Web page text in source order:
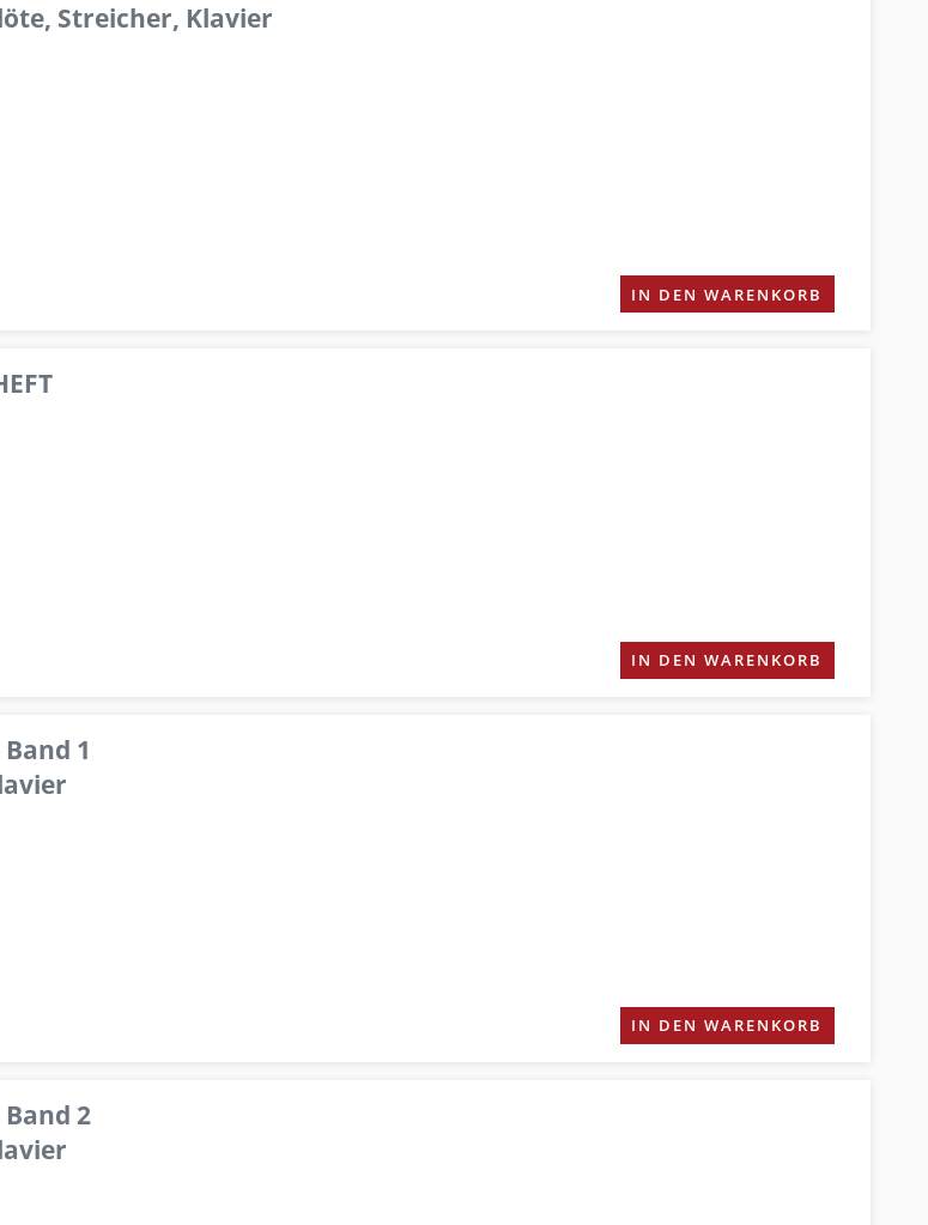
Streicher, Klavier
IN DEN WARENKORB
IN DEN WARENKORB
1
IN DEN WARENKORB
2